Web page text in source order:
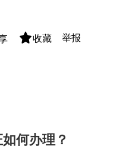
收藏 举报
何办理？